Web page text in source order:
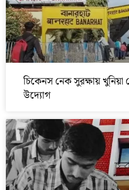
চিকেনস নেক সুরক্ষায়
উদ্যোগ